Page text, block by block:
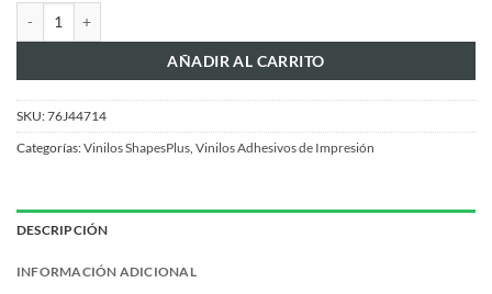
AÑADIR AL CARRITO
SKU:76J44714
Categorías:Vinilos ShapesPlus Vinilos Adhesivos de Impresión
DESCRIPCIÓN
INFORMACIÓN ADICIONAL